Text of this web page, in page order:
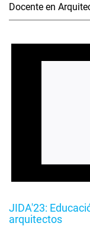
Docente en
JIDA'23:
arquitectos